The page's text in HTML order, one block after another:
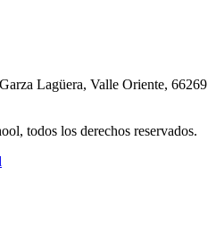
Lagüera, Valle Oriente, 66269
todos los derechos reservados.